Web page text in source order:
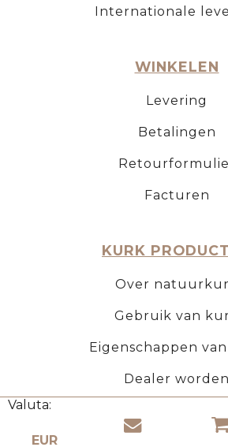
Valuta:
Internationale
WINKELEN
Levering
Betalingen
Facturen
KURK
Over
Gebruik van
Eigenschappen
Dealer worden